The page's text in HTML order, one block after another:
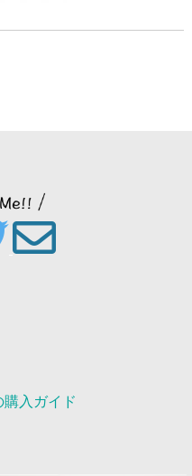
入ガイド